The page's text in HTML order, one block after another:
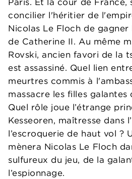
concilier l'héritier de
Nicolas Le Floch de
de Catherine II. Au même
Rovski, ancien favori de la
est assassiné. Quel lien
meurtres commis à
massacre les filles galantes
Quel rôle joue l’étrange
Kesseoren, maîtresse dans
l’escroquerie de haut vol ?
mènera Nicolas Le Floch
sulfureux du jeu, de la
l’espionnage.